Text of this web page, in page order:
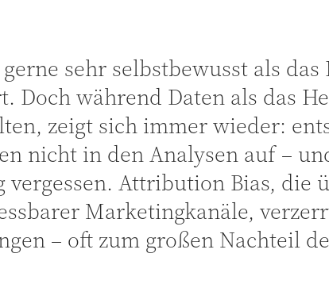
sehr selbstbewusst als
Doch während Daten als das
zeigt sich immer wieder:
nicht in den Analysen auf –
Attribution Bias, die
Marketingkanäle,
– oft zum großen Nachteil